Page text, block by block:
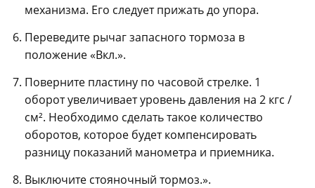
механизма. Его следует прижать до упора.
Переведите рычаг запасного тормоза в
положение «Вкл.».
Поверните пластину по часовой стрелке. 1
оборот увеличивает уровень давления на 2 кгс /
см². Необходимо сделать такое количество
оборотов, которое будет компенсировать
разницу показаний манометра и приемника.
Выключите стояночный тормоз.».